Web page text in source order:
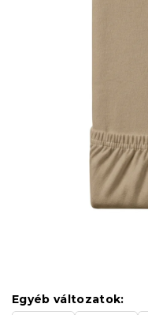
Egyéb változatok: